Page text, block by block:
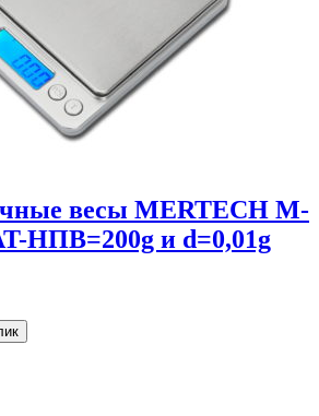
весы MERTECH M-
НПВ=200g и d=0,01g